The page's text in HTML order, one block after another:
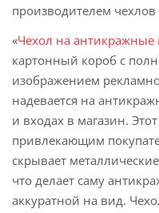
производителем
«Чехол на антикражные
картонный короб с
изображением
надевается на
и входах в магазин.
привлекающим
скрывает
что делает саму
аккуратной на вид.